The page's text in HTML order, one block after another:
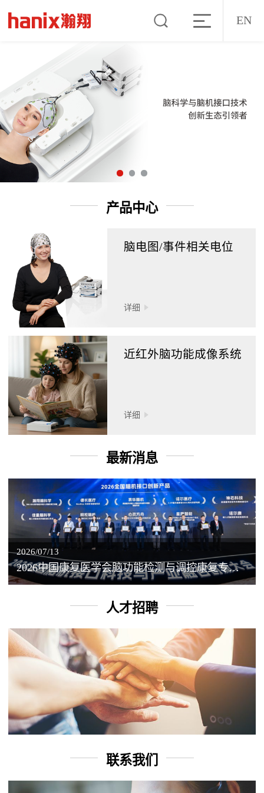
EN
产品中心
脑电图/事件相关电位
详细
近红外脑功能成像系统
详细
最新消息
2026/07/13
2026中国康复医学会脑功能检测与调控康复专业委员会学术年会丨脑客中国：脑机接口——EEG驱动TMS闭环调控工作坊
人才招聘
联系我们